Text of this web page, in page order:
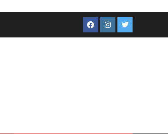
Facebook
Instagram
Twitter